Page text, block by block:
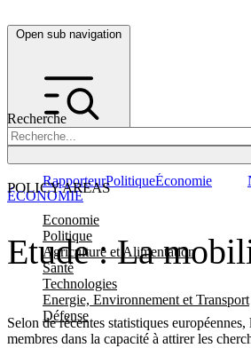
Open sub navigation
Recherche
POLICY AREAS
Economie
Politique
Agriculture et Alimentation
Santé
Technologies
Energie, Environnement et Transport
Défense
RapporteurPolitiqueÉconomie
Etude : La
Selon de récentes statistiques
membres dans la capacité à attirer les
ÉCONOMIE